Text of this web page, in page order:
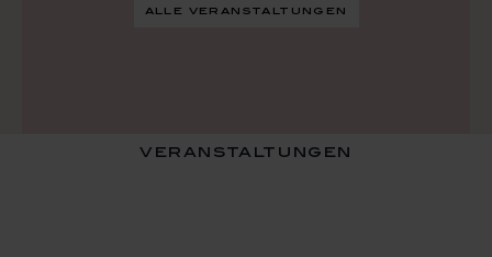
alle veranstaltungen
veranstaltungen